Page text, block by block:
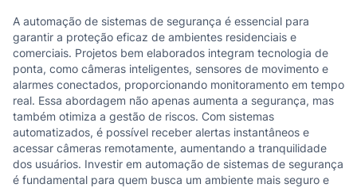
A automação de sistemas de segurança é essencial para
garantir a proteção eficaz de ambientes residenciais e
comerciais. Projetos bem elaborados integram tecnologia de
ponta, como câmeras inteligentes, sensores de movimento e
alarmes conectados, proporcionando monitoramento em tempo
real. Essa abordagem não apenas aumenta a segurança, mas
também otimiza a gestão de riscos. Com sistemas
automatizados, é possível receber alertas instantâneos e
acessar câmeras remotamente, aumentando a tranquilidade
dos usuários. Investir em automação de sistemas de segurança
é fundamental para quem busca um ambiente mais seguro e